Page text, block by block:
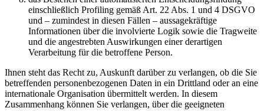
einschließlich Profiling gemäß Art. 22 Abs. 1 und 4 DSGVO
und – zumindest in diesen Fällen – aussagekräftige
Informationen über die involvierte Logik sowie die Tragweite
und die angestrebten Auswirkungen einer derartigen
Verarbeitung für die betroffene Person.
Ihnen steht das Recht zu, Auskunft darüber zu verlangen, ob die Sie
betreffenden personenbezogenen Daten in ein Drittland oder an eine
internationale Organisation übermittelt werden. In diesem
Zusammenhang können Sie verlangen, über die geeigneten